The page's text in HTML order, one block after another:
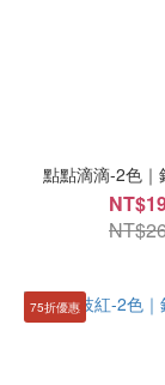
點點滴滴-2色｜
75折優惠